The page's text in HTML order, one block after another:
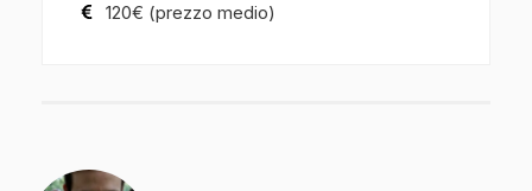
120€ (prezzo medio)